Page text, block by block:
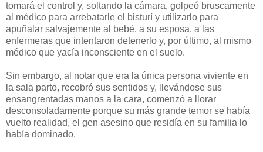
tomará el control y, soltando la cámara, golpeó bruscamente
al médico para arrebatarle el bisturí y utilizarlo para
apuñalar salvajemente al bebé, a su esposa, a las
enfermeras que intentaron detenerlo y, por último, al mismo
médico que yacía inconsciente en el suelo.
Sin embargo, al notar que era la única persona viviente en
la sala parto, recobró sus sentidos y, llevándose sus
ensangrentadas manos a la cara, comenzó a llorar
desconsoladamente porque su más grande temor se había
vuelto realidad, el gen asesino que residía en su familia lo
había dominado.